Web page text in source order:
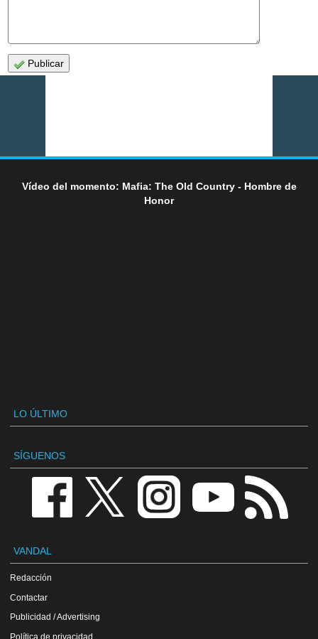
Publicar
Vídeo del momento: Mafia: The Old Country - Hombre de
Honor
LO ÚLTIMO
SÍGUENOS
VANDAL
Redacción
Contactar
Publicidad / Advertising
Política de privacidad